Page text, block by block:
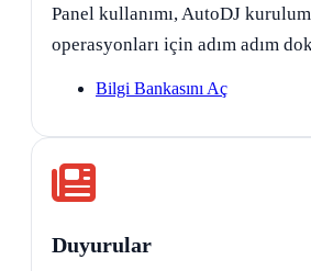
Panel kullanımı, AutoDJ
operasyonları için adım adım
Bilgi Bankasını Aç
Duyurular